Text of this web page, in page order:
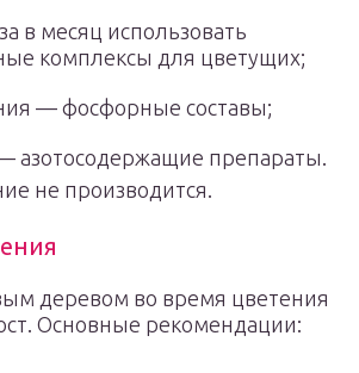
в месяц использовать
комплексы для цветущих;
— фосфорные составы;
азотосодержащие препараты.
не производится.
деревом во время цветения
Основные рекомендации: